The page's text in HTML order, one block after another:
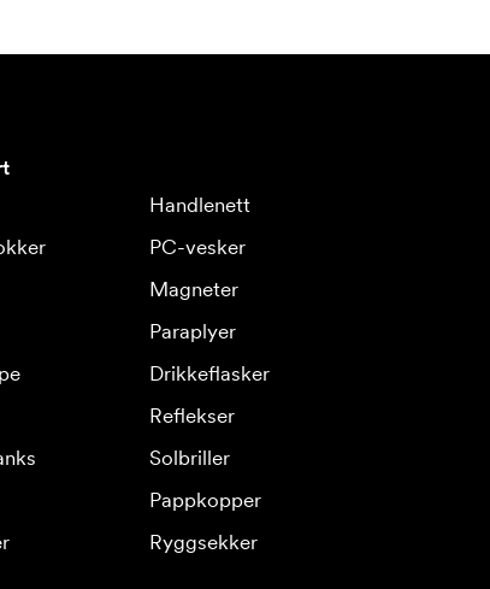
Handlenett
PC-vesker
Magneter
Paraplyer
Drikkeflasker
Reflekser
Solbriller
Pappkopper
Ryggsekker